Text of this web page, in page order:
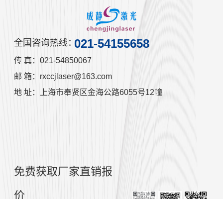
量，使表面的油污、锈斑或涂层发生瞬间蒸
发或剥离，高速有效地清除表面附着物或表
面涂层的清洁方式，而作用时间很短的激光
脉冲，在适当的参数下不会伤害金属基材。
全国咨询热线：021-54155658
传 真：021-54850067
邮 箱：rxccjlaser@163.com
地 址：上海市奉贤区金海公路6055号12幢
免费获取厂家直销报
价